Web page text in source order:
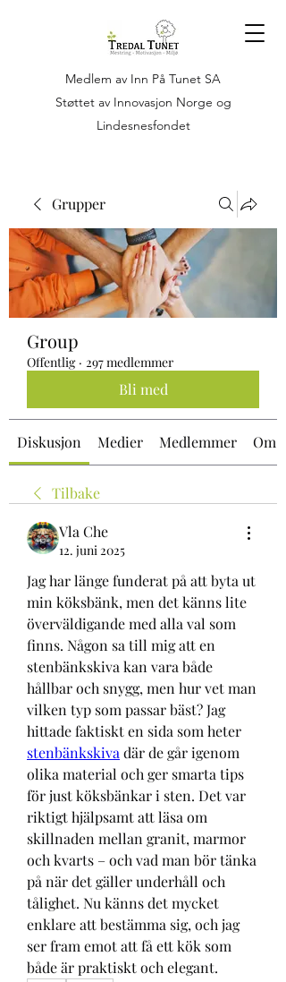
Medlem av Inn På Tunet SA
Støttet av Innovasjon Norge og
Lindesnesfondet
Grupper
Group
Offentlig · 297 medlemmer
Bli med
Diskusjon Medier Medlemmer Om
Tilbake
Vla Che
12. juni 2025
Jag har länge funderat på att byta ut
min köksbänk, men det känns lite
överväldigande med alla val som
finns. Någon sa till mig att en
stenbänkskiva kan vara både
hållbar och snygg, men hur vet man
vilken typ som passar bäst? Jag
stenbänkskiva där de går igenom
olika material och ger smarta tips
för just köksbänkar i sten. Det var
riktigt hjälpsamt att läsa om
skillnaden mellan granit, marmor
och kvarts – och vad man bör tänka
på när det gäller underhåll och
tålighet. Nu känns det mycket
enklare att bestämma sig, och jag
ser fram emot att få ett kök som
både är praktiskt och elegant.